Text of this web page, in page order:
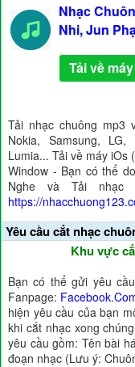
Nhạc
Nhi, Jun
Tải về máy
Tải nhạc chuông mp3
Nokia, Samsung,
Lumia... Tải về máy iOs
Window - Bạn có thể
Nghe và Tải nhạc
https://
Yêu cầu cắt nhạc
Khu vực
Bạn có thể gửi yêu
Fanpage:
hiện yêu cầu của bạn
khi cắt nhạc xong
yêu cầu gồm: Tên bài
đoạn nhạc (Lưu ý: